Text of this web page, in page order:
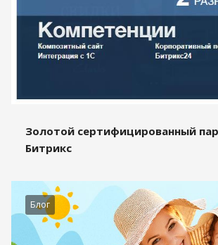
Золотой сертифицированный
Битрикс
Блог